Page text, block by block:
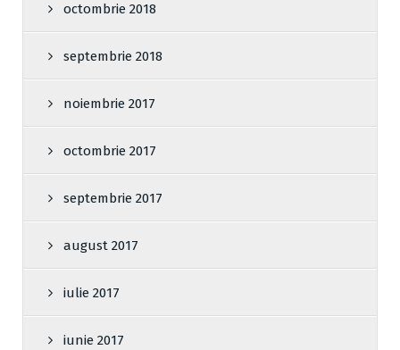
octombrie 2018
septembrie 2018
noiembrie 2017
octombrie 2017
septembrie 2017
august 2017
iulie 2017
iunie 2017